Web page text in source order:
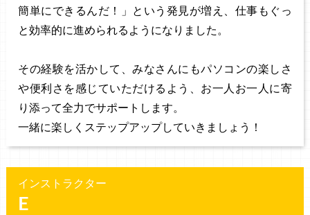
簡単にできるんだ！」という発見が増え、仕事もぐっ
と効率的に進められるようになりました。
その経験を活かして、みなさんにもパソコンの楽しさ
や便利さを感じていただけるよう、お一人お一人に寄
り添って全力でサポートします。
一緒に楽しくステップアップしていきましょう！
インストラクター
E